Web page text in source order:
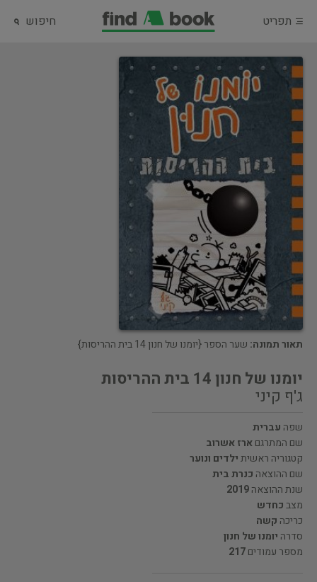
תפריט חיפוש
תאור תמונה: שער הספר {יומנו של חנון 14 בית ההריסות}
יומנו של חנון 14 בית ההריסות
ג'ף קיני
שפה עברית
שם המתרגםארז אשרוב
קטגוריה ראשיתילדים ונוער
שם ההוצאה כנרת בית
שנת ההוצאה2019
מצבכחדש
כריכה קשה
סדרה יומנו של חנון
מספר עמודים217